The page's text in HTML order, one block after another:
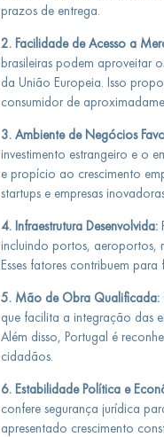
prazos de entrega.
2. Facilidade de Acesso a
brasileiras podem aproveitar
da União Europeia. Isso
consumidor de
3. Ambiente de Negócios
investimento estrangeiro e o
e propício ao crescimento
startups e empresas
4. Infraestrutura Desenvolvida:
incluindo portos, aeroportos,
Esses fatores contribuem
5. Mão de Obra Qualificada:
que facilita a integração das
Além disso, Portugal é
cidadãos.
6. Estabilidade Política e
confere segurança jurídica
apresentado crescimento